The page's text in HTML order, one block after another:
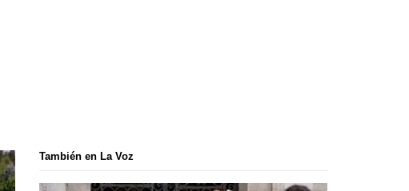
También en La Voz